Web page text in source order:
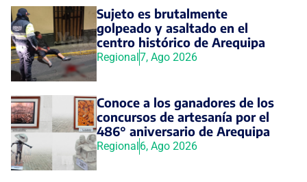
Sujeto es brutalmente
golpeado y asaltado en el
centro histórico de Arequipa
Regional7, Ago 2026
Conoce a los ganadores de los
concursos de artesanía por el
486° aniversario de Arequipa
Regional6, Ago 2026